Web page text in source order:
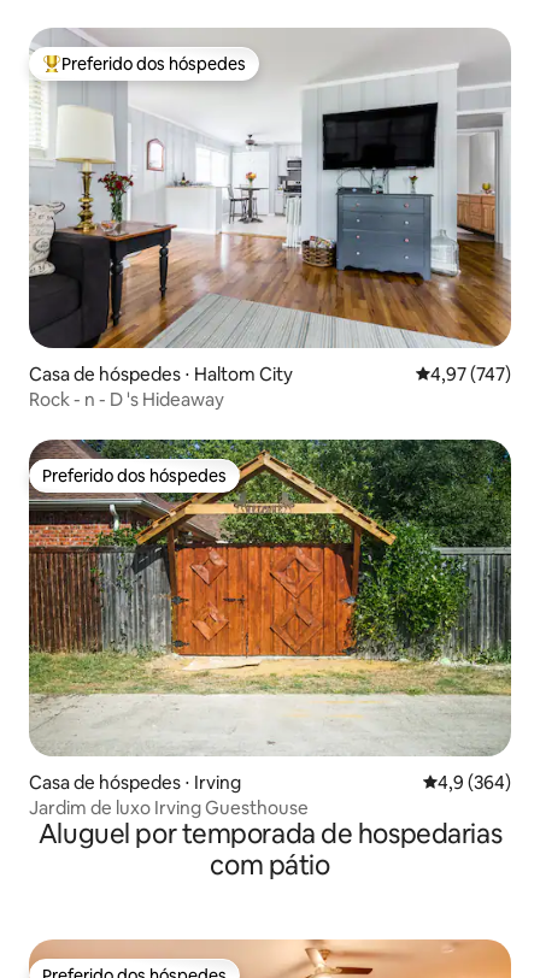
Entre os melhores preferidos dos hóspedes
Preferido dos hóspedes
Casa de hóspedes ⋅ Haltom City 4,97 de uma
4,97 (747)
Rock - n - D 's Hideaway
Preferido dos hóspedes
Preferido dos hóspedes
Casa de hóspedes ⋅ Irving 4,9 de uma
4,9 (364)
Jardim de luxo Irving Guesthouse
Aluguel por temporada de hospedarias
com pátio